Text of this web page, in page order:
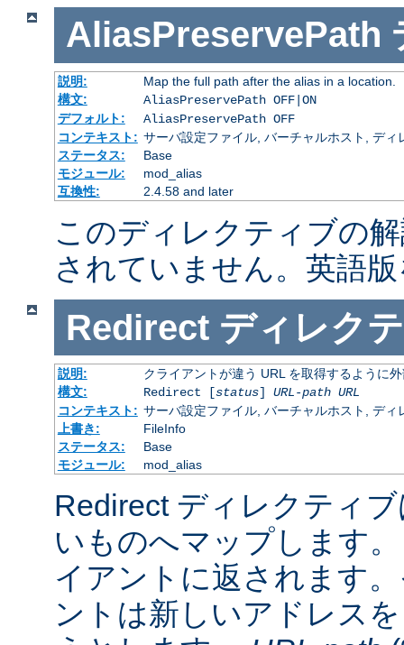
AliasPreservePath
説明:
Map the full path after the alias in a location.
構文:
AliasPreservePath OFF|ON
デフォルト:
AliasPreservePath OFF
コンテキスト: サーバ設定ファイル, バーチャルホスト, ディ
ステータス:
Base
モジュール:
mod_alias
互換性:
2.4.58 and later
このディレクティブの
されていません。英語
Redirect ディレク
説明:
クライアントが違う URL を取得するように
構文:
Redirect [status] URL-path URL
コンテキスト: サーバ設定ファイル, バーチャルホスト, ディ
上書き:
FileInfo
ステータス:
Base
モジュール:
mod_alias
Redirect ディレクティ
いものへマップします
イアントに返されます
ントは新しいアドレス